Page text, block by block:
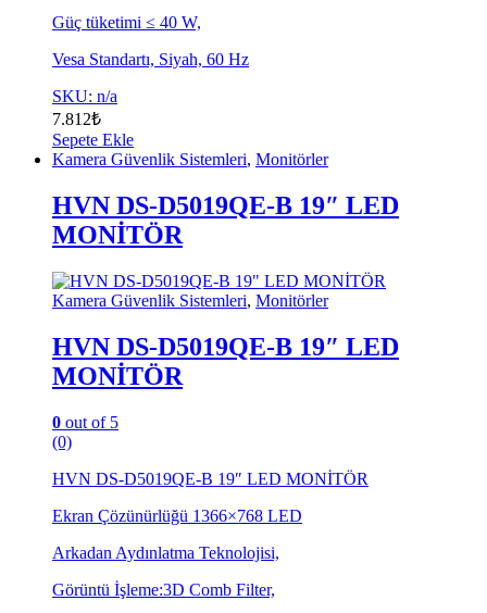
Güç tüketimi ≤ 40 W,
Vesa Standartı, Siyah, 60 Hz
SKU: n/a
7.812₺
Sepete Ekle
Kamera Güvenlik Sistemleri, Monitörler
HVN DS-D5019QE-B 19″ LED
MONİTÖR
Kamera Güvenlik Sistemleri, Monitörler
HVN DS-D5019QE-B 19″ LED
MONİTÖR
0 out of 5
(0)
HVN DS-D5019QE-B 19″ LED MONİTÖR
Ekran Çözünürlüğü 1366×768 LED
Arkadan Aydınlatma Teknolojisi,
Görüntü İşleme:3D Comb Filter,